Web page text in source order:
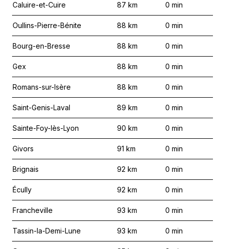
Caluire-et-Cuire 87 km 0 min
Oullins-Pierre-Bénite 88 km 0 min
Bourg-en-Bresse 88 km 0 min
Gex 88 km 0 min
Romans-sur-Isère 88 km 0 min
Saint-Genis-Laval 89 km 0 min
Sainte-Foy-lès-Lyon 90 km 0 min
Givors 91 km 0 min
Brignais 92 km 0 min
Écully 92 km 0 min
Francheville 93 km 0 min
Tassin-la-Demi-Lune 93 km 0 min